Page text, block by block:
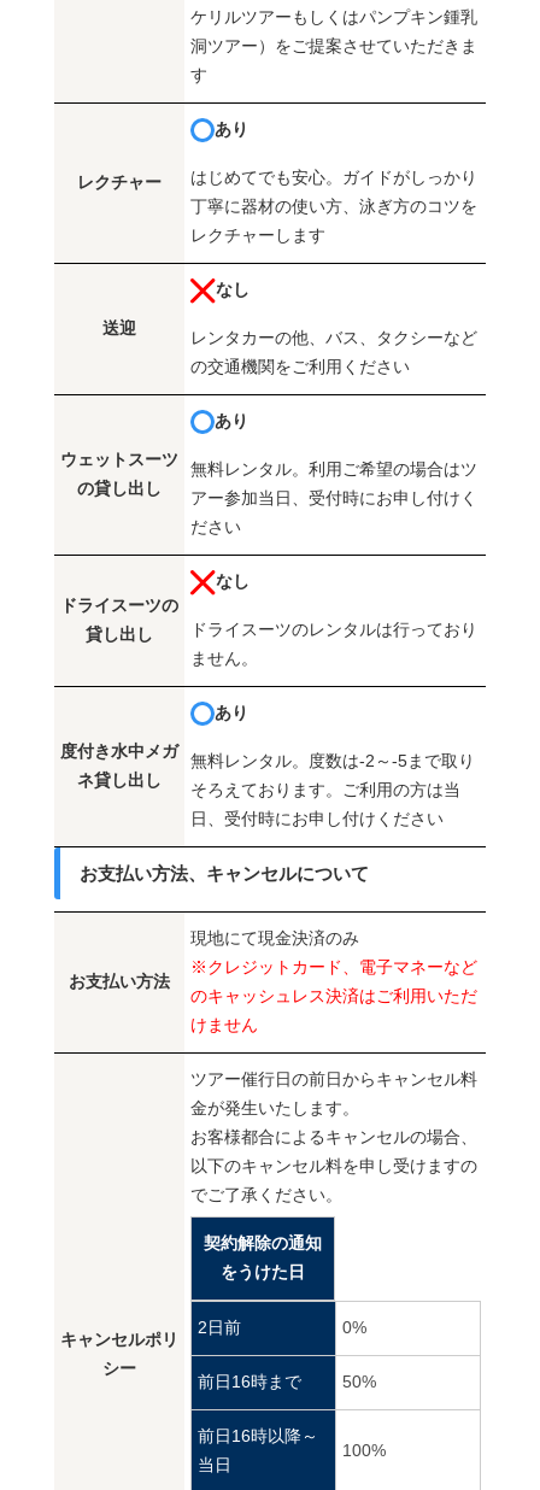
ケリルツアーもしくはパンプキン鍾乳
洞ツアー）をご提案させていただきま
す
レクチャー
あり
はじめてでも安心。ガイドがしっかり
丁寧に器材の使い方、泳ぎ方のコツを
レクチャーします
送迎
なし
レンタカーの他、バス、タクシーなど
の交通機関をご利用ください
ウェットスーツ
の貸し出し
あり
無料レンタル。利用ご希望の場合はツ
アー参加当日、受付時にお申し付けく
ださい
ドライスーツの
貸し出し
なし
ドライスーツのレンタルは行っており
ません。
度付き水中メガ
ネ貸し出し
あり
無料レンタル。度数は-2～-5まで取り
そろえております。ご利用の方は当
日、受付時にお申し付けください
お支払い方法、キャンセルについて
お支払い方法
現地にて現金決済のみ
※クレジットカード、電子マネーなど
のキャッシュレス決済はご利用いただ
けません
キャンセルポリ
シー
ツアー催行日の前日からキャンセル料
金が発生いたします。
お客様都合によるキャンセルの場合、
以下のキャンセル料を申し受けますの
でご了承ください。
契約解除の通知
をうけた日
2日前 0%
前日16時まで 50%
前日16時以降～
当日
100%